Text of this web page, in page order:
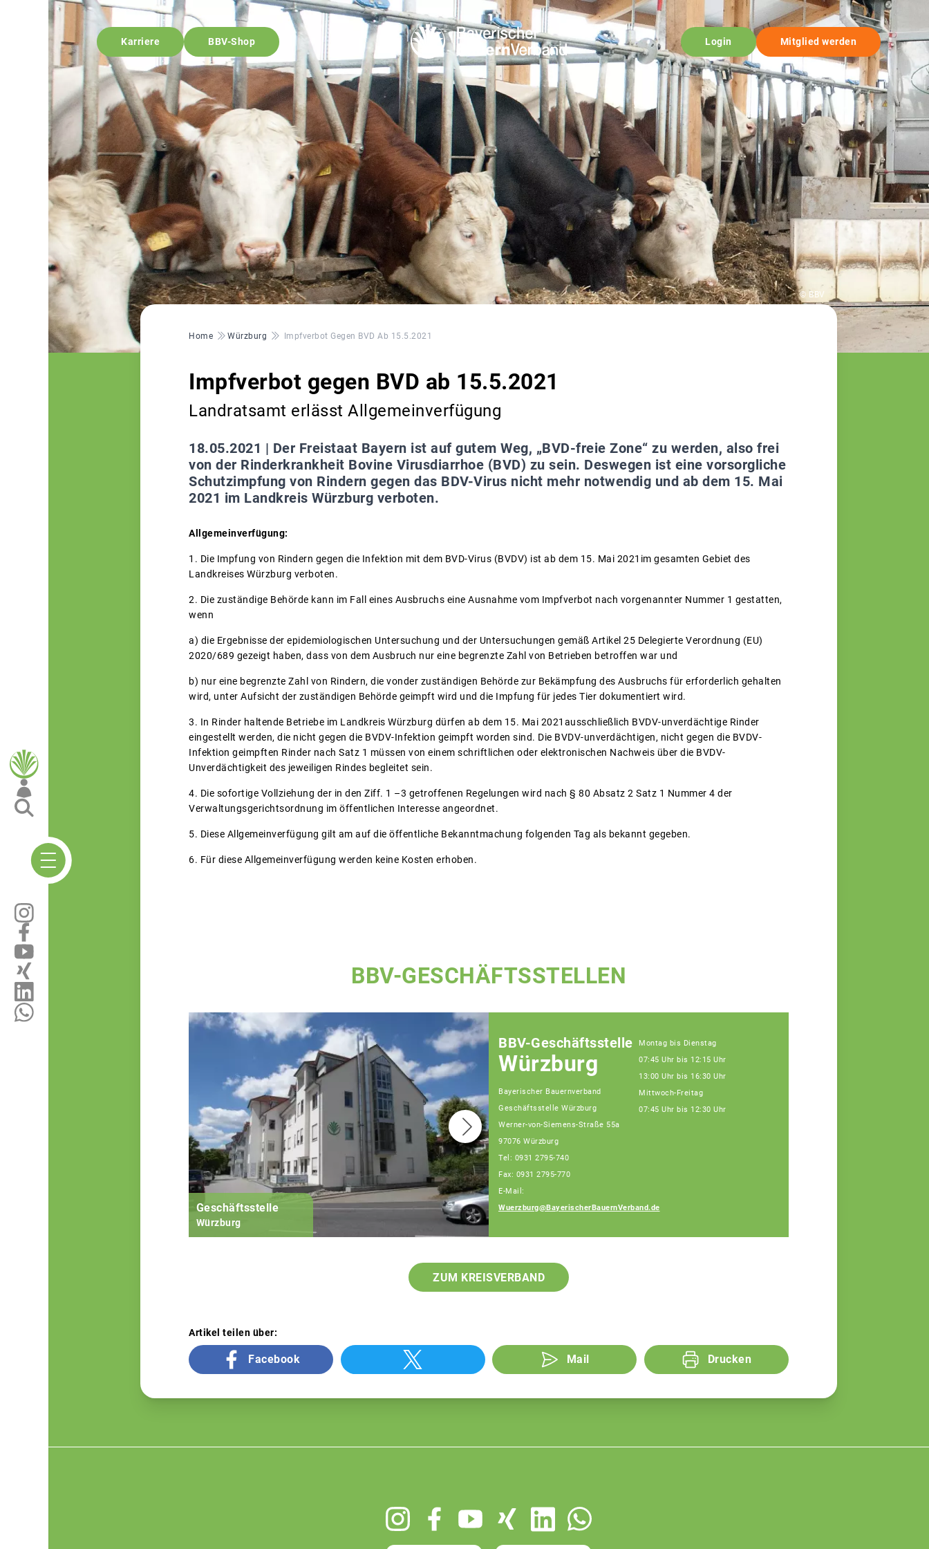
Karriere BBV-Shop Login Mitglied werden
© BBV
Pfadnavigation
Home Würzburg Impfverbot Gegen BVD Ab 15.5.2021
Impfverbot gegen BVD ab 15.5.2021
Landratsamt erlässt Allgemeinverfügung
18.05.2021 | Der Freistaat Bayern ist auf gutem Weg, „BVD-freie Zone“ zu werden, also frei
von der Rinderkrankheit Bovine Virusdiarrhoe (BVD) zu sein. Deswegen ist eine vorsorgliche
Schutzimpfung von Rindern gegen das BDV-Virus nicht mehr notwendig und ab dem 15. Mai
2021 im Landkreis Würzburg verboten.
Allgemeinverfügung:
1. Die Impfung von Rindern gegen die Infektion mit dem BVD-Virus (BVDV) ist ab dem 15. Mai 2021im gesamten Gebiet des
Landkreises Würzburg verboten.
2. Die zuständige Behörde kann im Fall eines Ausbruchs eine Ausnahme vom Impfverbot nach vorgenannter Nummer 1 gestatten,
wenn
a) die Ergebnisse der epidemiologischen Untersuchung und der Untersuchungen gemäß Artikel 25 Delegierte Verordnung (EU)
2020/689 gezeigt haben, dass von dem Ausbruch nur eine begrenzte Zahl von Betrieben betroffen war und
b) nur eine begrenzte Zahl von Rindern, die vonder zuständigen Behörde zur Bekämpfung des Ausbruchs für erforderlich gehalten
wird, unter Aufsicht der zuständigen Behörde geimpft wird und die Impfung für jedes Tier dokumentiert wird.
3. In Rinder haltende Betriebe im Landkreis Würzburg dürfen ab dem 15. Mai 2021ausschließlich BVDV-unverdächtige Rinder
eingestellt werden, die nicht gegen die BVDV-Infektion geimpft worden sind. Die BVDV-unverdächtigen, nicht gegen die BVDV-
Infektion geimpften Rinder nach Satz 1 müssen von einem schriftlichen oder elektronischen Nachweis über die BVDV-
Unverdächtigkeit des jeweiligen Rindes begleitet sein.
4. Die sofortige Vollziehung der in den Ziff. 1 –3 getroffenen Regelungen wird nach § 80 Absatz 2 Satz 1 Nummer 4 der
Verwaltungsgerichtsordnung im öffentlichen Interesse angeordnet.
5. Diese Allgemeinverfügung gilt am auf die öffentliche Bekanntmachung folgenden Tag als bekannt gegeben.
6. Für diese Allgemeinverfügung werden keine Kosten erhoben.
BBV-GESCHÄFTSSTELLEN
Geschäftsstelle
Würzburg
Wilfried Distler
BBV-Geschäftsstelle
Würzburg
Bayerischer Bauernverband
Geschäftsstelle Würzburg
Werner-von-Siemens-Straße 55a
97076 Würzburg
Tel: 0931 2795-740
Fax: 0931 2795-770
E-Mail:
Wuerzburg@BayerischerBauernVerband.de
Montag bis Dienstag
07:45 Uhr bis 12:15 Uhr
13:00 Uhr bis 16:30 Uhr
Mittwoch-Freitag
07:45 Uhr bis 12:30 Uhr
ZUM KREISVERBAND
Artikel teilen über:
Facebook Mail Drucken